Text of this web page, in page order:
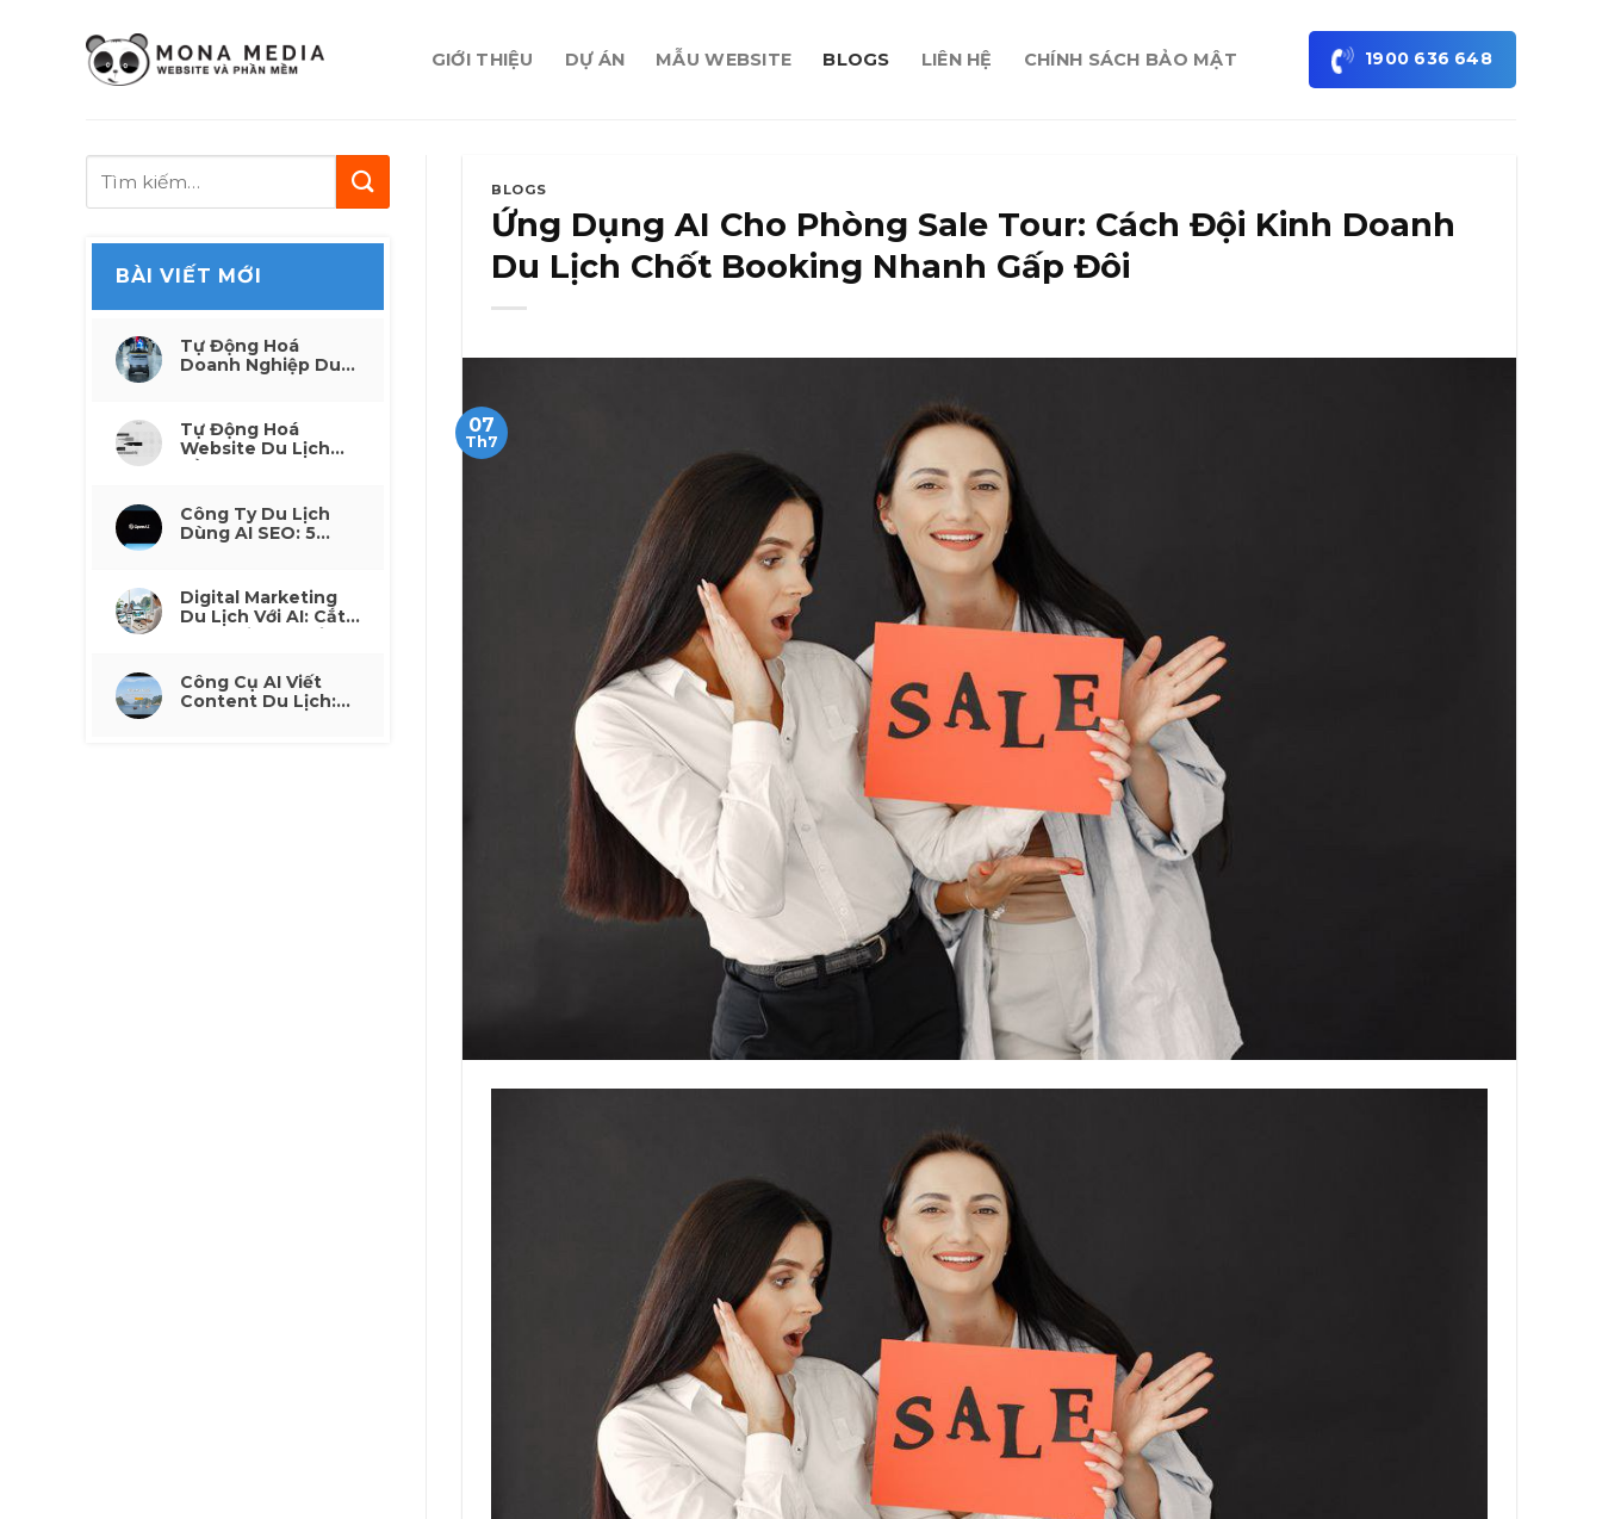
GIỚI THIỆU DỰ ÁN MẪU WEBSITE BLOGS LIÊN HỆ CHÍNH SÁCH BẢO MẬT 1900 636 648
BÀI VIẾT MỚI
Tự Động Hoá
Doanh Nghiệp Du
Tự Động Hoá
Website Du Lịch
Bằng AI: 6 Công
Công Ty Du Lịch
Dùng AI SEO: 5
Thuộc Quảng Cáo
Digital Marketing
Du Lịch Với AI: Cắt
30% Chi Phí Quảng
Lead
Công Cụ AI Viết
Content Du Lịch:
BLOGS
Ứng Dụng AI Cho Phòng Sale Tour: Cách Đội Kinh Doanh
Du Lịch Chốt Booking Nhanh Gấp Đôi
07
Th7